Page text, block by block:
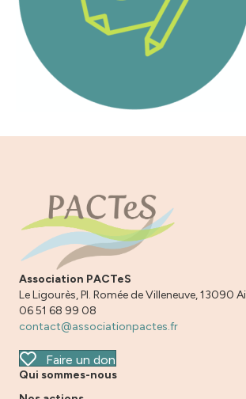
Association PACTeS
Le Ligourès, Pl. Romée de Villeneuve, 13090
06 51 68 99 08
contact@associationpactes.fr
Faire un don
Qui sommes-nous